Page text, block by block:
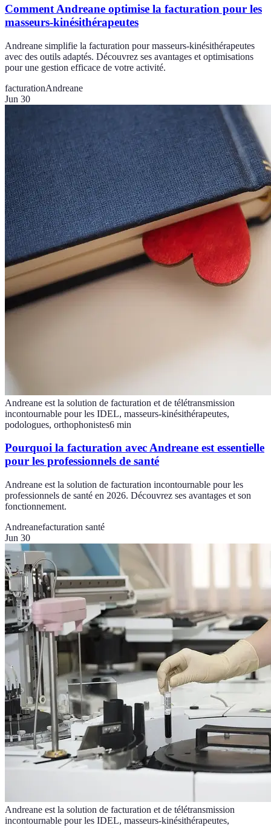
Comment Andreane optimise la facturation pour les
masseurs-kinésithérapeutes
Andreane simplifie la facturation pour masseurs-kinésithérapeutes
avec des outils adaptés. Découvrez ses avantages et optimisations
pour une gestion efficace de votre activité.
facturationAndreane
Jun 30
Andreane est la solution de facturation et de télétransmission
incontournable pour les IDEL, masseurs-kinésithérapeutes,
podologues, orthophonistes6 min
Pourquoi la facturation avec Andreane est essentielle
pour les professionnels de santé
Andreane est la solution de facturation incontournable pour les
professionnels de santé en 2026. Découvrez ses avantages et son
fonctionnement.
Andreanefacturation santé
Jun 30
Andreane est la solution de facturation et de télétransmission
incontournable pour les IDEL, masseurs-kinésithérapeutes,